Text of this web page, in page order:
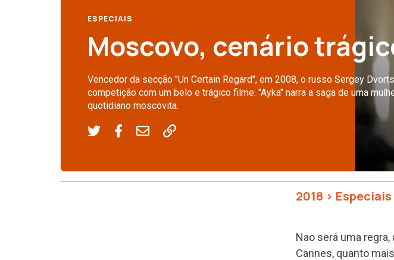
ESPECIAIS
Moscovo, cenário
Vencedor da secção "Un Certain Regard", em 2008, o russo Sergey
competição com um belo e trágico filme: "Ayka" narra a saga de uma
quotidiano moscovita.
2018 > Especiais
Nao será uma
Cannes, quanto